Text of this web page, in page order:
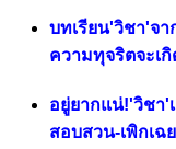
บทเรียน'วิชา'จ
ความทุจริตจะเ
อยู่ยากแน่!'วิชา'
สอบสวน-เพิกเฉ